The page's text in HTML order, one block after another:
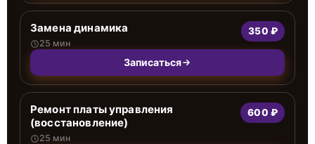
Замена динамика
25 мин
350 ₽
Записаться
Ремонт платы управления
(восстановление)
25 мин
600 ₽